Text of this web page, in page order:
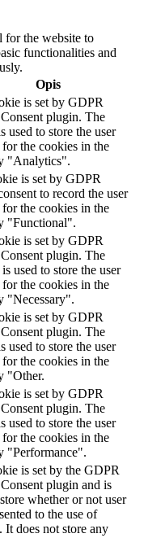
for the website to
functionalities and
Opis
is set by GDPR
plugin. The
used to store the user
for the cookies in the
"Analytics".
is set by GDPR
to record the user
for the cookies in the
"Functional".
is set by GDPR
plugin. The
used to store the user
for the cookies in the
"Necessary".
is set by GDPR
plugin. The
used to store the user
for the cookies in the
"Other.
is set by GDPR
plugin. The
used to store the user
for the cookies in the
"Performance".
is set by the GDPR
plugin and is
whether or not user
to the use of
It does not store any